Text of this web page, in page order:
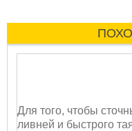
Для того, чтобы
ливней и быстрого